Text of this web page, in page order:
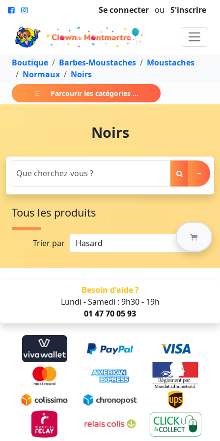
Se connecter ou S'inscrire
Boutique Barbes-Moustaches
Moustaches
Normaux
Noirs
Parcourir les catégories ...
Noirs
Tous les produits
Trier par
Besoin d'aide ?
Lundi - Samedi : 9h30 - 19h
01 47 70 05 93